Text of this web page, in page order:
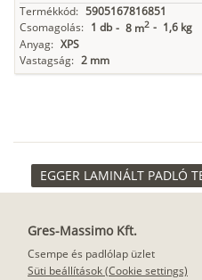
Termékkód: 5905167816851
Csomagolás: 1 db - 8 m2 - 1,6 kg
Anyag: XPS
Vastagság: 2 mm
EGGER LAMINÁLT PADLÓ
Gres-Massimo Kft.
Csempe és padlólap üzlet
Süti beállítások (Cookie settings)